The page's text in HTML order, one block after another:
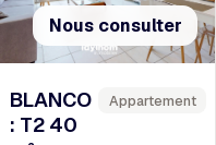
Nous consulter
BLANCO
: T2 40
Appartement